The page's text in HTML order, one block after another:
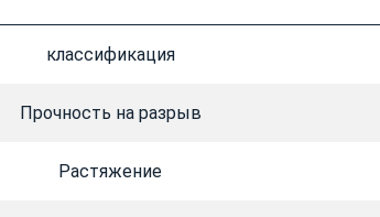
классификация
Прочность на разрыв
Растяжение